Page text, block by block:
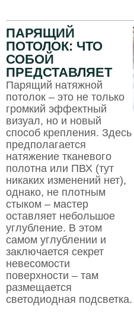
ПАРЯЩИЙ
ПОТОЛОК: ЧТО
СОБОЙ
ПРЕДСТАВЛЯЕТ
Парящий натяжной
потолок – это не только
громкий эффектный
визуал, но и новый
способ крепления. Здесь
предполагается
натяжение тканевого
полотна или ПВХ (тут
никаких изменений нет),
однако, не плотным
стыком – мастер
оставляет небольшое
углубление. В этом
самом углублении и
заключается секрет
невесомости
поверхности – там
размещается
светодиодная подсветка.